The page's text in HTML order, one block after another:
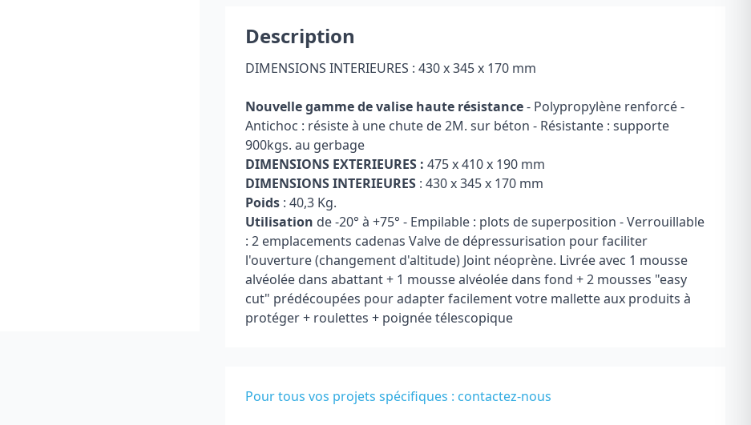
Description
DIMENSIONS INTERIEURES : 430 x 345 x 170 mm
Nouvelle gamme de valise haute résistance- Polypropylène renforcé -
Antichoc : résiste à une chute de 2M. sur béton - Résistante : supporte
900kgs. au gerbage
DIMENSIONS EXTERIEURES : 475 x 410 x 190 mm
DIMENSIONS INTERIEURES : 430 x 345 x 170 mm
Poids : 40,3 Kg.
Utilisation de -20° à +75° - Empilable : plots de superposition - Verrouillable
: 2 emplacements cadenas Valve de dépressurisation pour faciliter
l'ouverture (changement d'altitude) Joint néoprène. Livrée avec 1 mousse
alvéolée dans abattant + 1 mousse alvéolée dans fond + 2 mousses "easy
cut" prédécoupées pour adapter facilement votre mallette aux produits à
protéger + roulettes + poignée télescopique
Pour tous vos projets spécifiques : contactez-nous